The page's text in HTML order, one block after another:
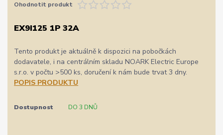
Ohodnotit produkt
EX9I125 1P 32A
Tento produkt je aktuálně k dispozici na pobočkách
dodavatele, i na centrálním skladu NOARK Electric Europe
s.r.o. v počtu >500 ks, doručení k nám bude trvat 3 dny.
POPIS PRODUKTU
Dostupnost DO 3 DNŮ